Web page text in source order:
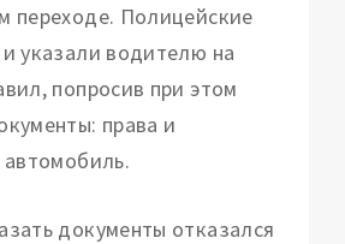
переходе. Полицейские
указали водителю на
попросив при этом
права и
автомобиль.
документы отказался